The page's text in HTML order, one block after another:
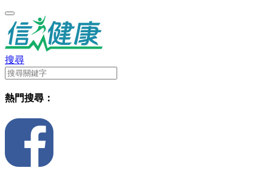
搜尋
熱門搜尋：